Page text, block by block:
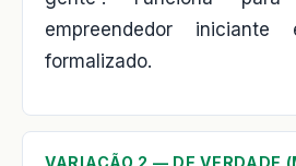
empreendedor
formalizado.
VARIAÇÃO 2 — DE VERDADE